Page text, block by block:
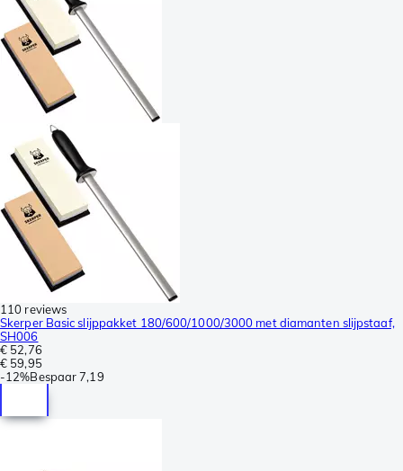
110 reviews
Skerper Basic slijppakket 180/600/1000/3000 met diamanten slijpstaaf,
SH006
€ 52,76
€ 59,95
-12%Bespaar 7,19